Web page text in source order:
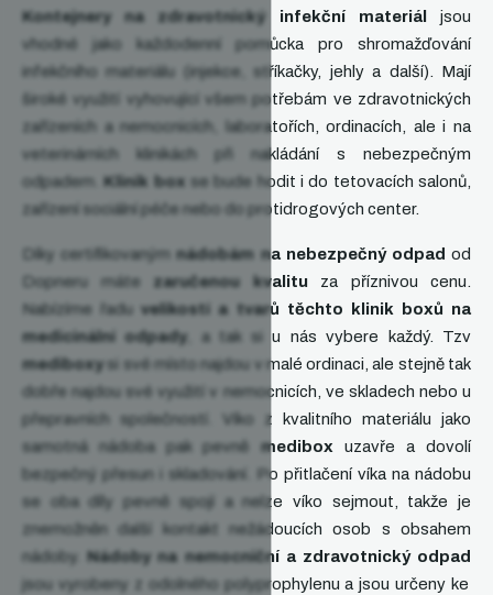
Kontejnery na zdravotnický infekční materiál jsou
vhodné jako každodenní pomůcka pro shromažďování
infekčního materiálu (injekce, stříkačky, jehly a další). Mají
široké využití vyhovující všem potřebám ve zdravotnických
zařízeních a nemocnicích, laboratořích, ordinacích, ale i na
veterinárních klinikách při nakládání s nebezpečným
odpadem. Klinik box se bude hodit i do tetovacích salonů,
zařízení sociální péče nebo do protidrogových center.
Díky certifikovanýmnádobám na nebezpečný odpad od
Dopneru máte
zaručenou kvalitu za příznivou cenu.
Nabízíme řadu velikostí a tvarů těchto klinik boxů na
medicinální odpady , a tak si u nás vybere každý. Tzv
mediboxy si své místo najdou v malé ordinaci, ale stejně tak
dobře najdou své využití v nemocnicích, ve skladech nebo u
přepravních společností. Víko z kvalitního materiálu jako
samotná nádoba pak pevně medibox uzavře a dovolí
bezpečný přesun i skladování. Po přitlačení víka na nádobu
se oba díly pevně spojí a nelze víko sejmout, takže je
znemožněn další kontakt nežádoucích osob s obsahem
nádoby. Nádoby na nemocniční a zdravotnický odpad
jsou vyrobeny z odolného polyprophylenu a jsou určeny ke